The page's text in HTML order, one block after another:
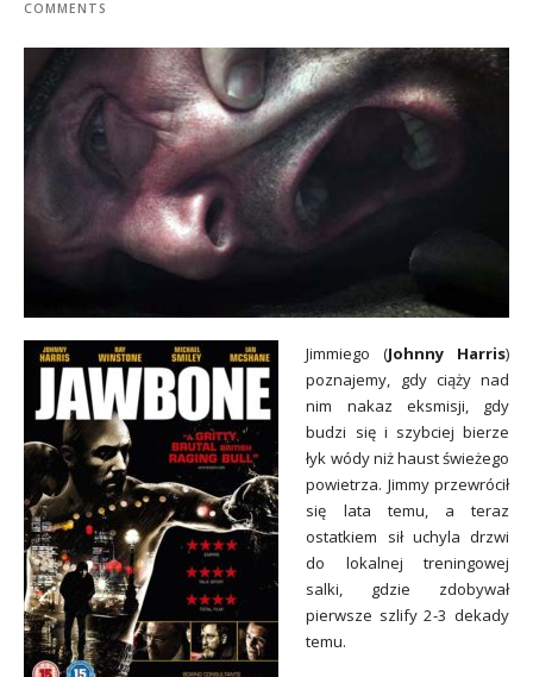
COMMENTS
Jimmiego (Johnny Harris)
poznajemy, gdy ciąży nad
nim nakaz eksmisji, gdy
budzi się i szybciej bierze
łyk wódy niż haust świeżego
powietrza. Jimmy przewrócił
się lata temu, a teraz
ostatkiem sił uchyla drzwi
do lokalnej treningowej
salki, gdzie zdobywał
pierwsze szlify 2-3 dekady
temu.